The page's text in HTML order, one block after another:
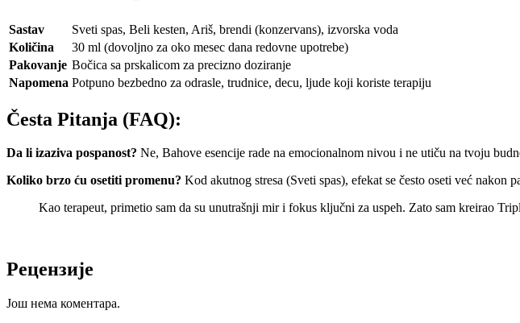
Sastav
Sveti spas, Beli kesten, Ariš, brendi (konzervans), izvorska voda
Količina
30 ml (dovoljno za oko mesec dana redovne upotrebe)
Pakovanje Bočica sa prskalicom za precizno doziranje
Napomena Potpuno bezbedno za odrasle, trudnice, decu, ljude koji koriste terapiju
Česta Pitanja (FAQ):
Da li izaziva pospanost? Ne, Bahove esencije rade na emocionalnom nivou i ne utiču na tvoju
Koliko brzo ću osetiti promenu? Kod akutnog stresa (Sveti spas), efekat se često oseti već nakon
Kao terapeut, primetio sam da su unutrašnji mir i fokus ključni za uspeh. Zato sam kreirao
Рецензије
Још нема коментара.